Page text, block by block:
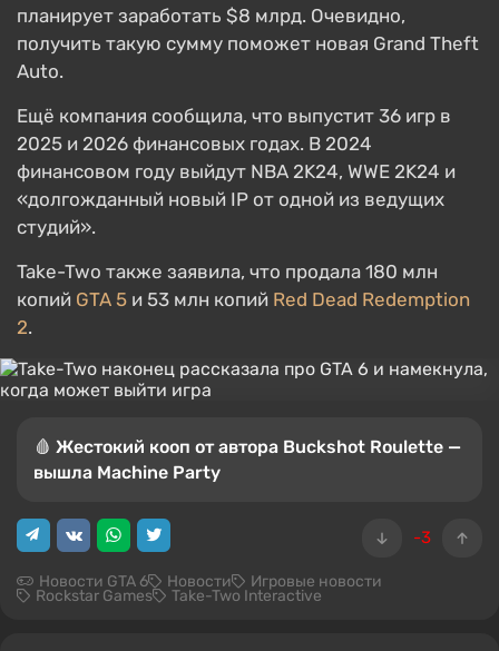
планирует заработать $8 млрд. Очевидно,
получить такую сумму поможет новая Grand Theft
Auto.
Ещё компания сообщила, что выпустит 36 игр в
2025 и 2026 финансовых годах. В 2024
финансовом году выйдут NBA 2K24, WWE 2K24 и
«долгожданный новый IP от одной из ведущих
студий».
Take-Two также заявила, что продала 180 млн
копий GTA 5 и 53 млн копий Red Dead Redemption
2.
🩸 Жестокий кооп от автора Buckshot Roulette —
вышла Machine Party
-3
Новости GTA 6 Новости Игровые новости
Rockstar Games Take-Two Interactive